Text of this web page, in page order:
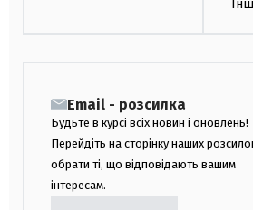
Email - розсилка
Будьте в курсі всіх новин і оновлень!
Перейдіть на сторінку наших
обрати ті, що відповідають вашим
інтересам.